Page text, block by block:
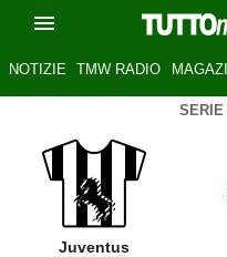
NOTIZIE TMW RADIO
SERIE
Juventus